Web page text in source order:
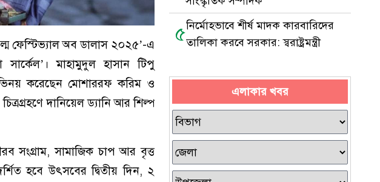
ফেস্টিভ্যাল অব ডালাস ২০২৫’-এ
সার্কেল’। মাহামুদুল হাসান টিপু
করেছেন মোশাররফ করিম ও
দানিয়েল ড্যানি আর শিল্প
সংগ্রাম, সামাজিক চাপ আর বৃত্ত
হবে উৎসবের দ্বিতীয় দিন, ২
৫নির্মোহভাবে শীর্ষ মাদক কারবারিদের
তালিকা করবে সরকার: স্বরাষ্ট্রমন্ত্রী
এলাকার খবর